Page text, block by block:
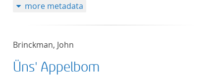
more metadata
Brinckman, John
Üns' Appelbom